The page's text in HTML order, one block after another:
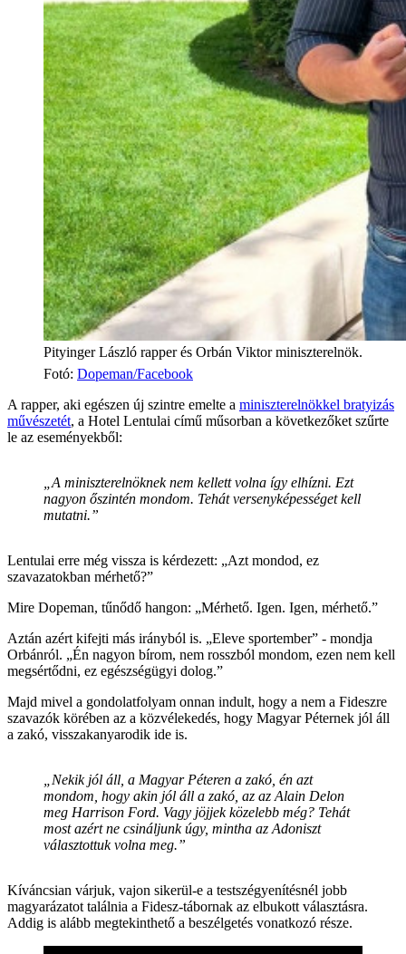
Pityinger László rapper és Orbán Viktor miniszterelnök.
Fotó: Dopeman/Facebook
A rapper, aki egészen új szintre emelte a miniszterelnökkel bratyizás
művészetét, a Hotel Lentulai című műsorban a következőket szűrte
le az eseményekből:
„A miniszterelnöknek nem kellett volna így elhízni. Ezt
nagyon őszintén mondom. Tehát versenyképességet kell
mutatni.”
Lentulai erre még vissza is kérdezett: „Azt mondod, ez
szavazatokban mérhető?”
Mire Dopeman, tűnődő hangon: „Mérhető. Igen. Igen, mérhető.”
Aztán azért kifejti más irányból is. „Eleve sportember” - mondja
Orbánról. „Én nagyon bírom, nem rosszból mondom, ezen nem kell
megsértődni, ez egészségügyi dolog.”
Majd mivel a gondolatfolyam onnan indult, hogy a nem a Fideszre
szavazók körében az a közvélekedés, hogy Magyar Péternek jól áll
a zakó, visszakanyarodik ide is.
„Nekik jól áll, a Magyar Péteren a zakó, én azt
mondom, hogy akin jól áll a zakó, az az Alain Delon
meg Harrison Ford. Vagy jöjjek közelebb még? Tehát
most azért ne csináljunk úgy, mintha az Adoniszt
választottuk volna meg.”
Kíváncsian várjuk, vajon sikerül-e a testszégyenítésnél jobb
magyarázatot találnia a Fidesz-tábornak az elbukott választásra.
Addig is alább megtekinthető a beszélgetés vonatkozó része.